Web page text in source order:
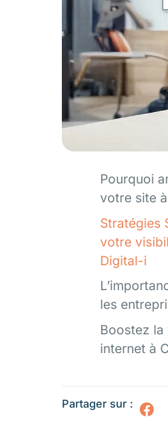
Pourquoi
votre site
Stratégies
votre
Digital-i
les
Boostez
internet à
Partager sur :